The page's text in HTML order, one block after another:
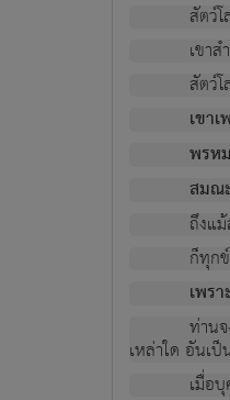
สัตว์
เขา
สัตว์
เขา
พรห
สมณ
ถึงแ
ก็ทุก
เพร
ท่าน
เหล่าใด อันเ
เมื่อ